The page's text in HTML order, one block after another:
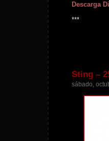
Descarga
***
Sting –
sábado,